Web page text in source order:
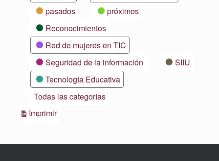
pasados
próximos
Reconocimientos
Red de mujeres en TIC
Seguridad de la información
SIIU
Tecnología Educativa
Todas las categorías
ImprimirVistas